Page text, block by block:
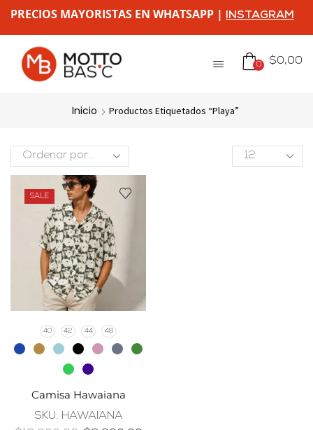
PRECIOS MAYORISTAS EN WHATSAPP | INSTAGRAM
0 $0,00
Inicio Productos Etiquetados “playa”
SALE
40 42 44 48
Camisa Hawaiana
SKU: HAWAIANA